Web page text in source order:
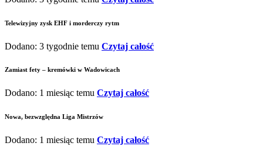
Telewizyjny zysk EHF i morderczy rytm
Dodano: 3 tygodnie temu Czytaj całość
Zamiast fety – kremówki w Wadowicach
Dodano: 1 miesiąc temu Czytaj całość
Nowa, bezwzględna Liga Mistrzów
Dodano: 1 miesiąc temu Czytaj całość